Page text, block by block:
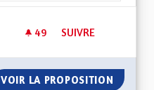
49 49 ABONNÉS
SUIVRE
VOIR LA PROPOSITION UNE